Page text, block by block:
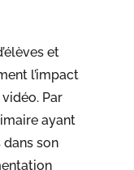
et
l’impact
Par
ayant
son